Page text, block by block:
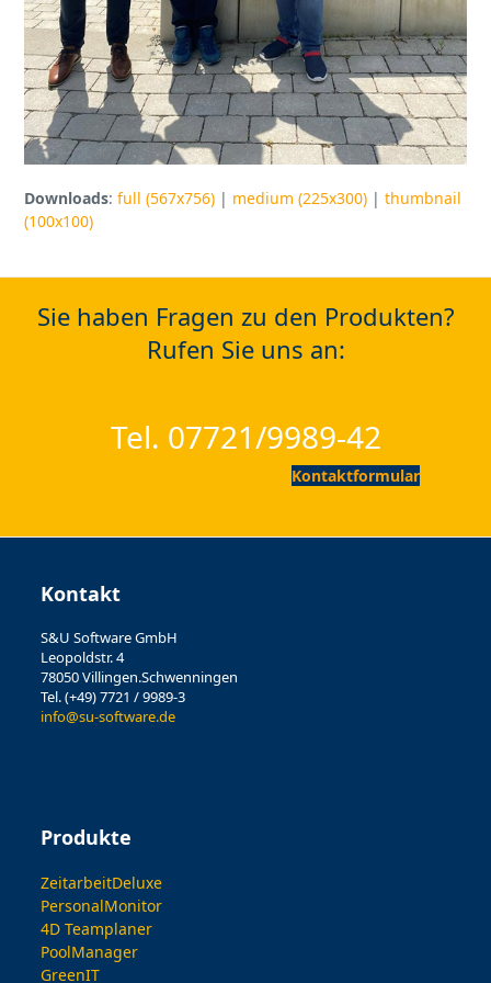
Downloads:full (567x756) | medium (225x300) |thumbnail
(100x100)
Sie haben Fragen zu den Produkten?
Rufen Sie uns an:
Tel. 07721/9989-42
Kontaktformular
Kontakt
S&U Software GmbH
Leopoldstr. 4
78050 Villingen.Schwenningen
Tel. (+49) 7721 / 9989-3
info@su-software.de
Produkte
ZeitarbeitDeluxe
PersonalMonitor
4D Teamplaner
PoolManager
GreenIT